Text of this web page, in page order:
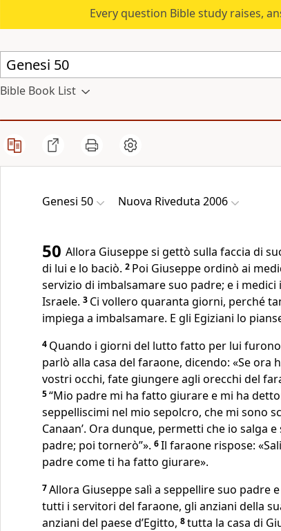
Every question Bible study raises,
Bible Book List
Genesi 50 Nuova Riveduta 2006
50 Allora Giuseppe si gettò sulla faccia di
di lui e lo baciò. 2 Poi Giuseppe ordinò ai
servizio di imbalsamare suo padre; e i
Israele. 3 Ci vollero quaranta giorni, perché
impiega a imbalsamare. E gli Egiziani lo
4 Quando i giorni del lutto fatto per lui
parlò alla casa del faraone, dicendo: «Se ora
vostri occhi, fate giungere agli orecchi del
5“Mio padre mi ha fatto giurare e mi ha
seppelliscimi nel mio sepolcro, che mi sono
Canaan’. Ora dunque, permetti che io salga
padre; poi tornerò”». 6Il faraone rispose:
padre come ti ha fatto giurare».
7Allora Giuseppe salì a seppellire suo padre
tutti i servitori del faraone, gli anziani della
anziani del paese d’Egitto, 8tutta la casa di